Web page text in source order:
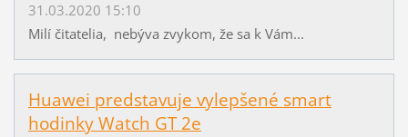
31.03.2020 15:10
Milí čitatelia, nebýva zvykom, že sa k Vám...
Huawei predstavuje vylepšené smart
hodinky Watch GT 2e